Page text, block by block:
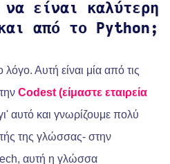
είναι καλύτερη
από το Python;
λόγο. Αυτή είναι μία από τις
Codest (είμαστε εταιρεία
αυτό και γνωρίζουμε πολύ
της γλώσσας- στην
αυτή η γλώσσα